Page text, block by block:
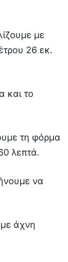
με
26 εκ.
και το
τη φόρμα
λεπτά.
να
άχνη